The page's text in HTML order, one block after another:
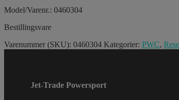
Model/Varenr.: 0460304
Bestillingsvare
Varenummer (SKU): 0460304 Kategorier: PWC,
Jet-Trade Powersport